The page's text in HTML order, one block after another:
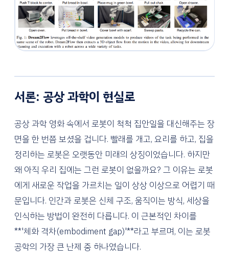
서론: 공상 과학이 현실로
공상 과학 영화 속에서 로봇이 척척 집안일을 대신해주는 장
면을 한 번쯤 보셨을 겁니다. 빨래를 개고, 요리를 하고, 집을
정리하는 로봇은 오랫동안 미래의 상징이었습니다. 하지만
왜 아직 우리 집에는 그런 로봇이 없을까요? 그 이유는 로봇
에게 새로운 작업을 가르치는 일이 상상 이상으로 어렵기 때
문입니다. 인간과 로봇은 신체 구조, 움직이는 방식, 세상을
인식하는 방법이 완전히 다릅니다. 이 근본적인 차이를
**'체화 격차(embodiment gap)'**라고 부르며, 이는 로봇
공학의 가장 큰 난제 중 하나였습니다.